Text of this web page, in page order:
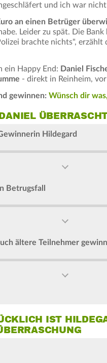
und ich war nicht
an einen Betrüger
Leider zu spät. Die
brachte nichts",
ein Happy End: Daniel
- direkt in Reinheim,
gewinnen: Wünsch dir
Hildegard
Betrugsfall
ältere Teilnehmer
IST